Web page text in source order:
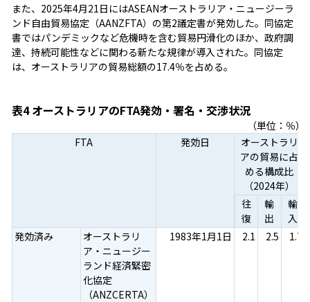
また、2025年4月21日にはASEANオーストラリア・ニュージーラ
ンド自由貿易協定（AANZFTA）の第2議定書が発効した。同協定
書ではパンデミックなど危機時を含む貿易円滑化のほか、政府調
達、持続可能性などに関わる新たな規律が導入された。同協定
は、オーストラリアの貿易総額の17.4％を占める。
表4 オーストラリアのFTA発効・署名・交渉状況
（単位：％）
FTA
発効日
オーストラリ
アの貿易に占
める構成比
（2024年）
往
復
輸
出
輸
入
発効済み
オーストラリ
ア・ニュージー
ランド経済緊密
化協定
（ANZCERTA）
1983年1月1日 2.1 2.5 1.7